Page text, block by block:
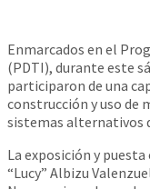
Enmarcados en el
(PDTI), durante este
participaron de una
construcción y uso de
sistemas alternativos
La exposición y
“Lucy” Albizu